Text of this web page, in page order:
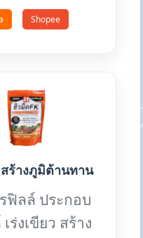
Shopee
ร้างภูมิต้านทาน
ฟิลล์ ประกอบ
งเขียว สร้าง